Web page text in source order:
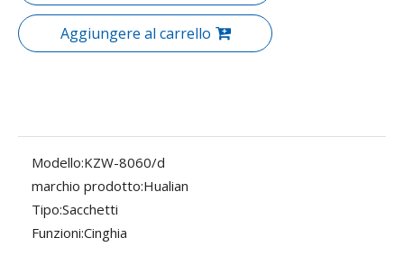
Aggiungere al carrello
Modello:KZW-8060/d
marchio prodotto:Hualian
Tipo:Sacchetti
Funzioni:Cinghia